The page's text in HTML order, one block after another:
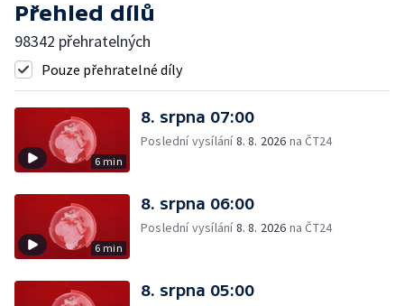
Přehled dílů
98342 přehratelných
Pouze přehratelné díly
6 min
8. srpna 07:00
Poslední vysílání8. 8. 2026 na ČT24
6 min
8. srpna 06:00
Poslední vysílání8. 8. 2026 na ČT24
8. srpna 05:00